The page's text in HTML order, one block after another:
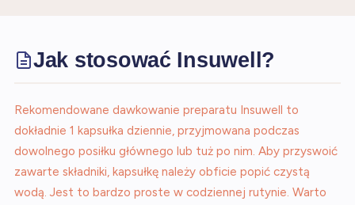
Jak stosować Insuwell?
Rekomendowane dawkowanie preparatu Insuwell to
dokładnie 1 kapsułka dziennie, przyjmowana podczas
dowolnego posiłku głównego lub tuż po nim. Aby przyswoić
zawarte składniki, kapsułkę należy obficie popić czystą
wodą. Jest to bardzo proste w codziennej rutynie. Warto